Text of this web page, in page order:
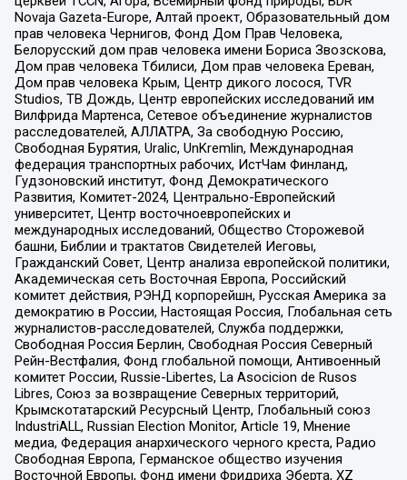
Novaja Gazeta-Europe, Алтай проект, Образовательный дом
прав человека Чернигов, Фонд Дом Прав Человека,
Белорусский дом прав человека имени Бориса Звозскова,
Дом прав человека Тбилиси, Дом прав человека Ереван,
Дом прав человека Крым, Центр дикого лосося, TVR
Studios, ТВ Дождь, Центр европейских исследований им
Вилфрида Мартенса, Сетевое объединение журналистов
расследователей, АЛЛАТРА, За свободную Россию,
Свободная Бурятия, Uralic, UnKremlin, Международная
федерация транспортных рабочих, ИстЧам Финланд,
Гудзоновский институт, Фонд Демократического
Развития, Комитет-2024, Центрально-Европейский
университет, Центр восточноевропейских и
международных исследований, Общество Сторожевой
башни, Библии и трактатов Свидетелей Иеговы,
Гражданский Совет, Центр анализа европейской политики,
Академическая сеть Восточная Европа, Российский
комитет действия, РЭНД корпорейшн, Русская Америка за
демократию в России, Настоящая Россия, Глобальная сеть
журналистов-расследователей, Служба поддержки,
Свободная Россия Берлин, Свободная Россия Северный
Рейн-Вестфалия, Фонд глобальной помощи, Антивоенный
комитет России, Russie-Libertes, La Asocicion de Rusos
Libres, Союз за возвращение Северных территорий,
Крымскотатарский Ресурсный Центр, Глобальный союз
IndustriALL, Russian Election Monitor, Article 19, Мнение
медиа, Федерация анархического черного креста, Радио
Свободная Европа, Германское общество изучения
Восточной Европы, Фонд имени Фридриха Эберта, XZ